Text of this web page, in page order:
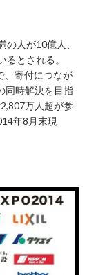
人が10億人、
とされる。
、寄付につなが
同時解決を目指
万人超が参
年8月末現